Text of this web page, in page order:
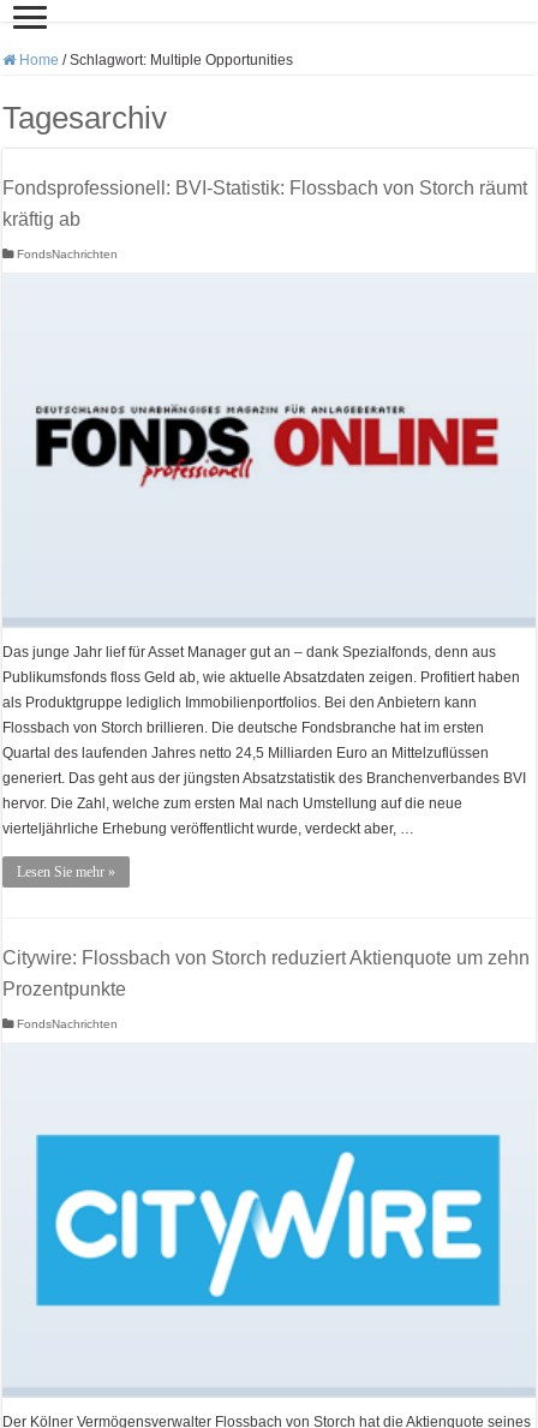
Home / Schlagwort: Multiple Opportunities
Tagesarchiv
Fondsprofessionell: BVI-Statistik: Flossbach von Storch räumt
kräftig ab
FondsNachrichten
Das junge Jahr lief für Asset Manager gut an – dank Spezialfonds, denn aus
Publikumsfonds floss Geld ab, wie aktuelle Absatzdaten zeigen. Profitiert haben
als Produktgruppe lediglich Immobilienportfolios. Bei den Anbietern kann
Flossbach von Storch brillieren. Die deutsche Fondsbranche hat im ersten
Quartal des laufenden Jahres netto 24,5 Milliarden Euro an Mittelzuflüssen
generiert. Das geht aus der jüngsten Absatzstatistik des Branchenverbandes BVI
hervor. Die Zahl, welche zum ersten Mal nach Umstellung auf die neue
vierteljährliche Erhebung veröffentlicht wurde, verdeckt aber, …
Lesen Sie mehr »
Citywire: Flossbach von Storch reduziert Aktienquote um zehn
Prozentpunkte
FondsNachrichten
Der Kölner Vermögensverwalter Flossbach von Storch hat die Aktienquote seines